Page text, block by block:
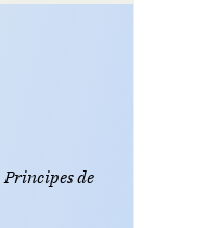
Principes de